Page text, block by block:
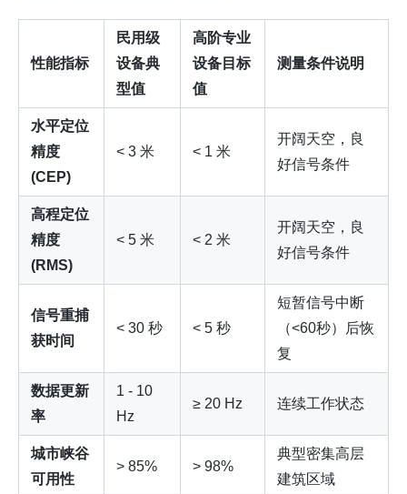
性能指标
民用级
设备典
型值
高阶专业
设备目标
值
测量条件说明
水平定位
精度
(CEP)
< 3 米 < 1 米
开阔天空，良
好信号条件
高程定位
精度
(RMS)
< 5 米 < 2 米
开阔天空，良
好信号条件
信号重捕
获时间
< 30 秒 < 5 秒
短暂信号中断
（<60秒）后恢
复
数据更新
率
1 - 10
Hz
≥ 20 Hz 连续工作状态
城市峡谷
可用性
> 85% > 98%
典型密集高层
建筑区域